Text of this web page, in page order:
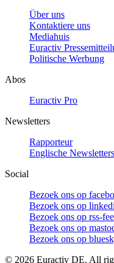
Über uns
Kontaktiere uns
Mediahuis
Euractiv
Politische Werbung
Abos
Euractiv Pro
Newsletters
Rapporteur
Englische Newsletters
Social
Bezoek ons op
Bezoek ons op
Bezoek ons op rss-
Bezoek ons op
Bezoek ons op
© 2026 Euractiv DE. All